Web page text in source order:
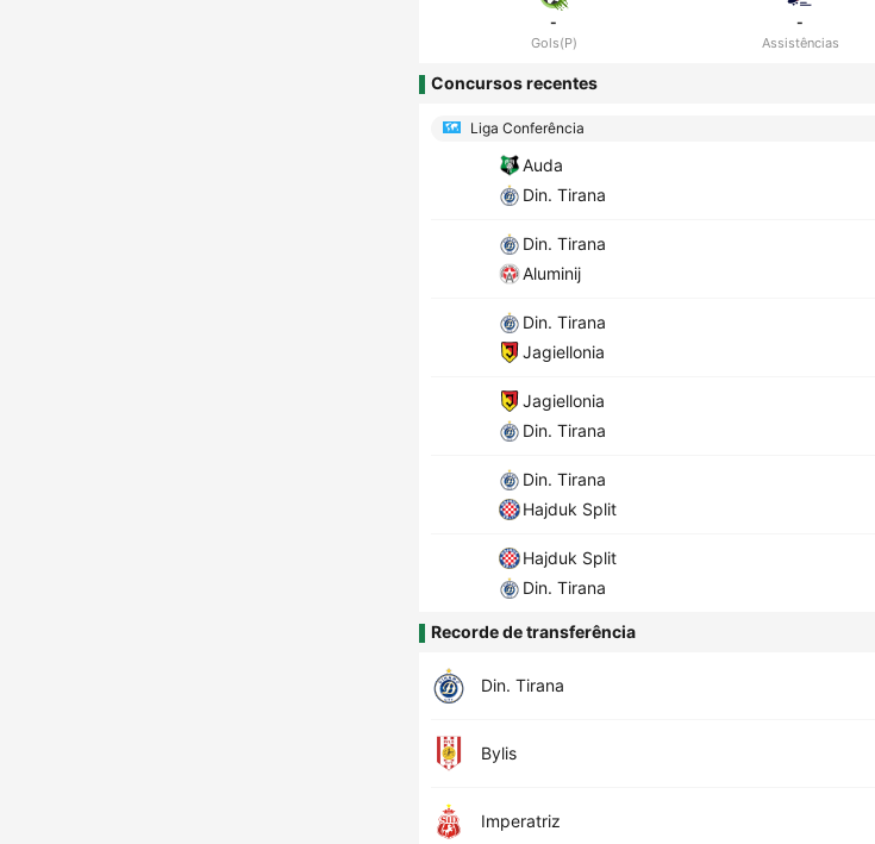
-
Gols(P)
-
Assistências
Concursos recentes
Liga Conferência
Auda
Din. Tirana
Din. Tirana
Aluminij
Din. Tirana
Jagiellonia
Jagiellonia
Din. Tirana
Din. Tirana
Hajduk Split
Hajduk Split
Din. Tirana
Recorde de transferência
Din. Tirana
Bylis
Imperatriz